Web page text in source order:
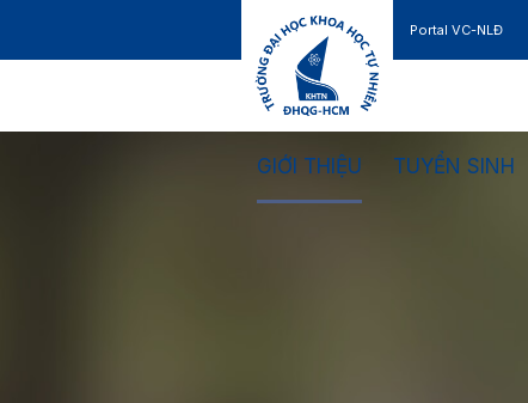
Portal VC-NLĐ
GIỚI THIỆU TUYỂN SINH